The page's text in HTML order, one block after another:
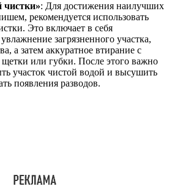
: Для достижения наилучших
рекомендуется использовать
Это включает в себя
загрязненного участка,
а затем аккуратное втирание с
или губки. После этого важно
участок чистой водой и высушить
появления разводов.